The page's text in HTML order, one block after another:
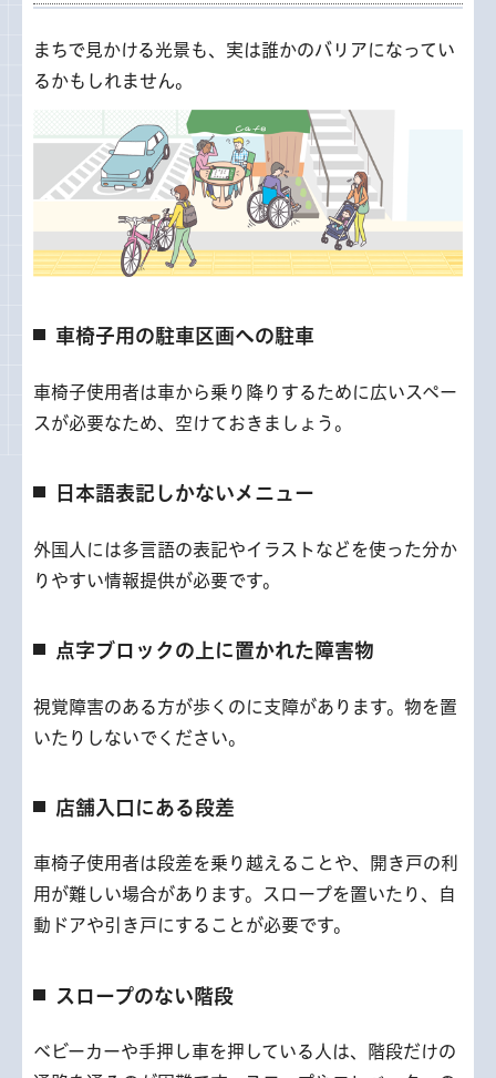
まちで見かける光景も、実は誰かのバリアになってい
るかもしれません。
車椅子用の駐車区画への駐車
車椅子使用者は車から乗り降りするために広いスペー
スが必要なため、空けておきましょう。
日本語表記しかないメニュー
外国人には多言語の表記やイラストなどを使った分か
りやすい情報提供が必要です。
点字ブロックの上に置かれた障害物
視覚障害のある方が歩くのに支障があります。物を置
いたりしないでください。
店舗入口にある段差
車椅子使用者は段差を乗り越えることや、開き戸の利
用が難しい場合があります。スロープを置いたり、自
動ドアや引き戸にすることが必要です。
スロープのない階段
ベビーカーや手押し車を押している人は、階段だけの